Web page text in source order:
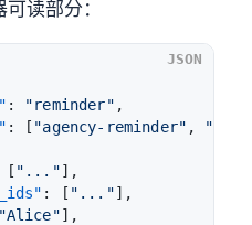
读部分：
: "reminder" ,
: [ "agency-reminder" ,
[ "..."] ,
: [ "..."] ,
"Alice"] ,
JSON